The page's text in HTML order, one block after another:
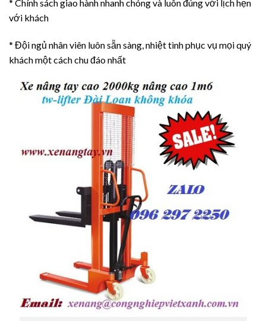
* Chính sách giao hành nhanh chóng và luôn đúng với lịch hẹn
với khách
* Đội ngủ nhân viên luôn sẵn sàng, nhiệt tình phục vụ mọi quý
khách một cách chu đáo nhất